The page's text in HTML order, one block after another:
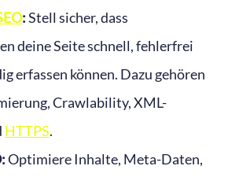
:Stell sicher, dass
deine Seite schnell, fehlerfrei
erfassen können. Dazu gehören
Crawlability, XML-
HTTPS.
Optimiere Inhalte, Meta-Daten,